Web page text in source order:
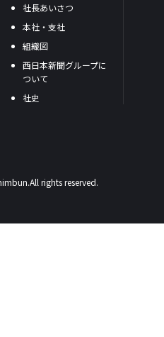
社長あいさつ
本社・支社
組織図
西日本新聞グループに
ついて
社史
rights reserved.